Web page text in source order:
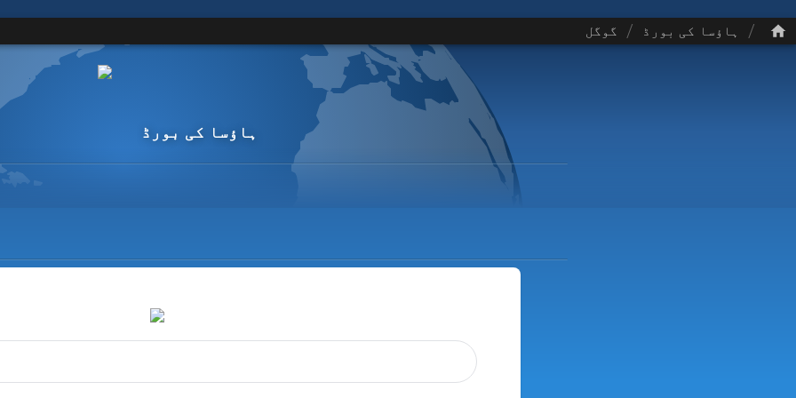
/ ہاؤسا کی بورڈ / گوگل
ہاؤسا کی بورڈ